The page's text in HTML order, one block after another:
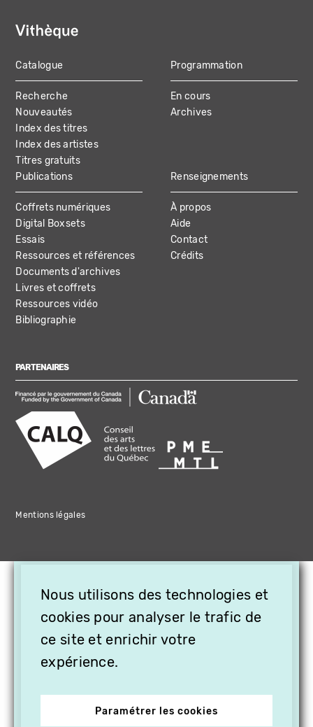
MAIN
NAVIGATION
Catalogue
Recherche
Nouveautés
Index des titres
Index des artistes
Titres gratuits
Programmation
En cours
Archives
Publications
Coffrets numériques
Digital Boxsets
Essais
Ressources et références
Documents d'archives
Livres et coffrets
Ressources vidéo
Bibliographie
Renseignements
À propos
Aide
Contact
Crédits
PARTENAIRES
Mentions légales
Nous utilisons des technologies et
cookies pour analyser le trafic de
ce site et enrichir votre
expérience.
Paramétrer les cookies
OFFREZ LA VIDÉO EN
CADEAU, ABONNEZ VOS
PROCHES À VITHÈQUE !